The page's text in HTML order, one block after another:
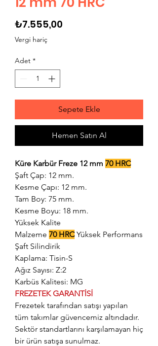
₺7.555,00
Vergi hariç
Adet *
Sepete Ekle
Hemen Satın Al
Küre Karbür Freze 12 mm 70 HRC
Şaft Çap: 12 mm.
Kesme Çapı: 12 mm.
Tam Boy: 75 mm.
Kesme Boyu: 18 mm.
Yüksek Kalite
Malzeme 70 HRCYüksek Performans
Şaft Silindirik
Kaplama: Tisin-S
Ağız Sayısı: Z:2
Karbüs Kalitesi: MG
FREZETEK GARANTİSİ
Frezetek tarafından satışı yapılan
tüm takımlar güvencemiz altındadır.
Sektör standartlarını karşılamayan hiç
bir ürün satışa sunulmaz.